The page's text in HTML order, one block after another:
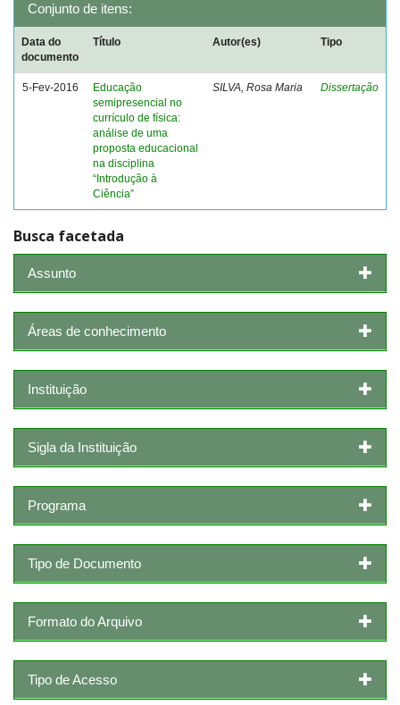
Conjunto de itens:
Data do
documento
Título Autor(es) Tipo
5-Fev-2016
Educação
semipresencial no
currículo de física:
análise de uma
proposta educacional
na disciplina
“Introdução à
Ciência”
SILVA, Rosa Maria Dissertação
Busca facetada
Assunto
Áreas de conhecimento
Instituição
Sigla da Instituição
Programa
Tipo de Documento
Formato do Arquivo
Tipo de Acesso